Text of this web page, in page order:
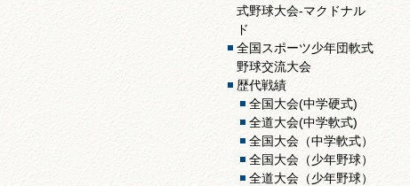
式野球大会-マクドナル
ド
全国スポーツ少年団軟式
野球交流大会
歴代戦績
全国大会(中学硬式)
全道大会(中学軟式)
全国大会（中学軟式）
全国大会（少年野球）
全道大会（少年野球）